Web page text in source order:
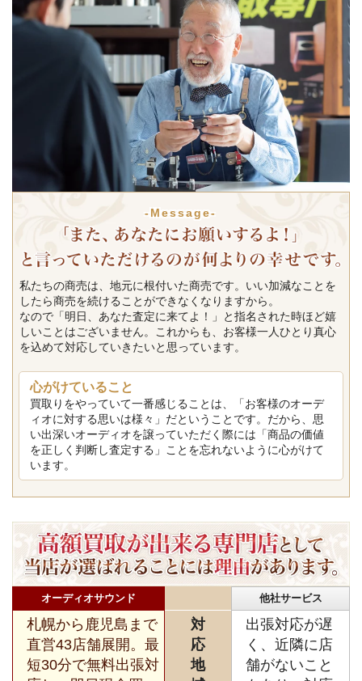
-Message-
私たちの商売は、地元に根付いた商売です。いい加減なことを
したら商売を続けることができなくなりますから。
なので「明日、あなた査定に来てよ！」と指名された時ほど嬉
しいことはございません。これからも、お客様一人ひとり真心
を込めて対応していきたいと思っています。
心がけていること
買取りをやっていて一番感じることは、「お客様のオーデ
ィオに対する思いは様々」だということです。だから、思
い出深いオーディオを譲っていただく際には「商品の価値
を正しく判断し査定する」ことを忘れないように心がけて
います。
オーディオサウンド 他社サービス
札幌から鹿児島まで
直営43店舗展開。最
短30分で無料出張対
対
応
地
出張対応が遅
く、近隣に店
舗がないこと